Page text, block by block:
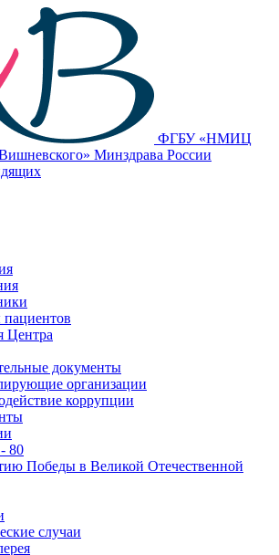
ФГБУ «НМИЦ
Минздрава России
Центра
документы
организации
коррупции
80
Победы в Великой Отечественной
случаи